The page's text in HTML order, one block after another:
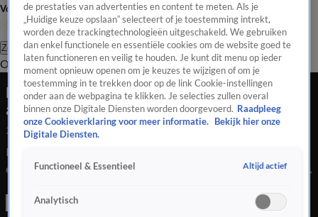
Volg Hart van Nederland
Zoeken
OverzichtRegioUitzendingenWeerTip de redactiePanelVideo's
Mega enthousiaste pinguïns krijgen hun
allereerste zwemles
25 juli 2020, 00:23
In Sea Life in het Australische Sydney krijgen een paar mega
enthousiaste pinguïns hun allereerste zwemles. Super handig
de prestaties van advertenties en content te meten. Als je
„Huidige keuze opslaan” selecteert of je toestemming intrekt,
worden deze trackingtechnologieën uitgeschakeld. We gebruiken
dan enkel functionele en essentiële cookies om de website goed te
laten functioneren en veilig te houden. Je kunt dit menu op ieder
moment opnieuw openen om je keuzes te wijzigen of om je
toestemming in te trekken door op de link Cookie-instellingen
onder aan de webpagina te klikken. Je selecties zullen overal
binnen onze Digitale Diensten worden doorgevoerd. Raadpleeg
onze Cookieverklaring voor meer informatie.
Bekijk hier onze
Digitale Diensten.
Functioneel & Essentieel Altijd actief
Analytisch